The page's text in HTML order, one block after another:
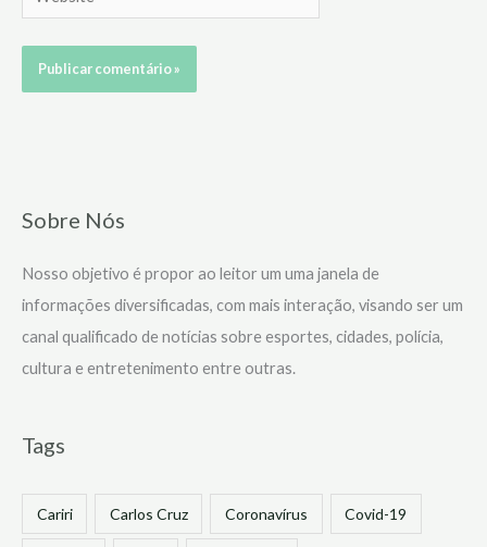
Sobre Nós
Nosso objetivo é propor ao leitor um uma janela de
informações diversificadas, com mais interação, visando ser um
canal qualificado de notícias sobre esportes, cidades, polícia,
cultura e entretenimento entre outras.
Tags
Cariri Carlos Cruz Coronavírus Covid-19